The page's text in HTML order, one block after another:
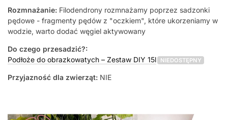
Rozmnażanie: Filodendrony rozmnażamy poprzez sadzonki
pędowe - fragmenty pędów z "oczkiem", które ukorzeniamy w
wodzie, warto dodać węgiel aktywowany
Do czego przesadzić?:
Podłoże do obrazkowatych – Zestaw DIY 15l
NIEDOSTĘPNY
Przyjazność dla zwierząt: NIE